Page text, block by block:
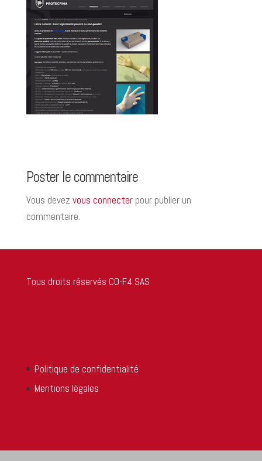
Poster le commentaire
Vous devez vous connecterpour publier un
commentaire.
Tous droits réservés CO-F4 SAS
Politique de confidentialité
Mentions légales